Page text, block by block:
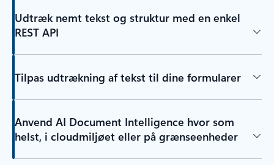
Udtræk nemt tekst og struktur med en enkel
REST API
Tilpas udtrækning af tekst til dine formularer
Anvend AI Document Intelligence hvor som
helst, i cloudmiljøet eller på grænseenheder